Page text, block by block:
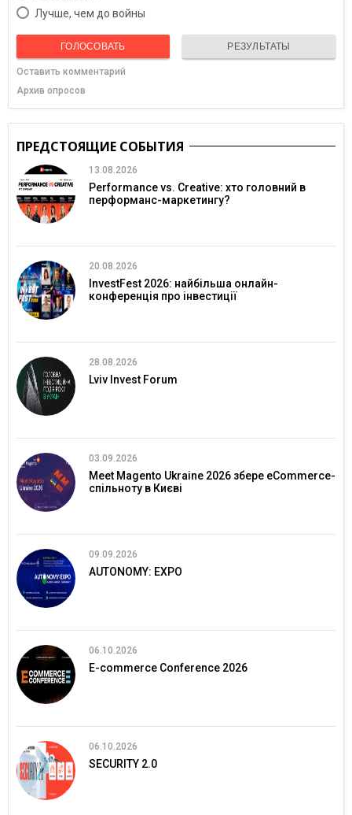
Лучше, чем до войны
ГОЛОСОВАТЬ РЕЗУЛЬТАТЫ
Оставить комментарий
Архив опросов
ПРЕДСТОЯЩИЕ СОБЫТИЯ
13.08.2026
Performance vs. Creative: хто головний в
перформанс-маркетингу?
20.08.2026
InvestFest 2026: найбільша онлайн-
конференція про інвестиції
28.08.2026
Lviv Invest Forum
03.09.2026
Meet Magento Ukraine 2026 збере eCommerce-
спільноту в Києві
09.09.2026
AUTONOMY: EXPO
06.10.2026
E-commerce Conference 2026
06.10.2026
SECURITY 2.0